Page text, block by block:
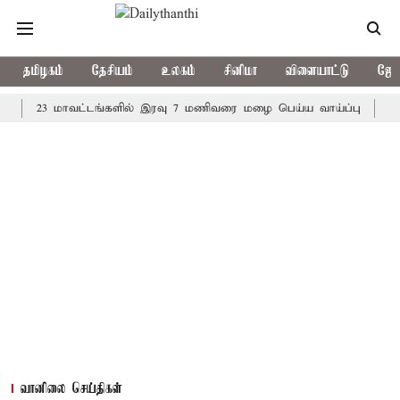
தமிழகம் தேசியம் உலகம் சினிமா விளையாட்டு
மாவட்டங்களில் இரவு 7 மணிவரை மழை பெய்ய வாய்ப்பு கொரிய
வானிலை செய்திகள்